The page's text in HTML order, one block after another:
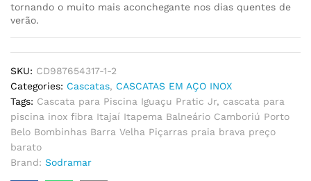
tornando o muito mais aconchegante nos dias quentes de
verão.
SKU: CD987654317-1-2
Categories: Cascatas, CASCATAS EM AÇO INOX
Tags: Cascata para Piscina Iguaçu Pratic Jr, cascata para
piscina inox fibra Itajaí Itapema Balneário Camboriú Porto
Belo Bombinhas Barra Velha Piçarras praia brava preço
barato
Brand: Sodramar